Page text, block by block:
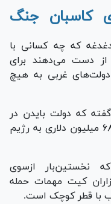
کاسبان جنگ
که چه کسانی با
از دست می‌دهند برای
غربی به هیچ
که دولت بایدن در
حال پیشبرد بسته فروش تسلیحات ۶۸۰ میلیون دلاری به رژیم
نخستین‌بار ازسوی
کیت مهمات حمله